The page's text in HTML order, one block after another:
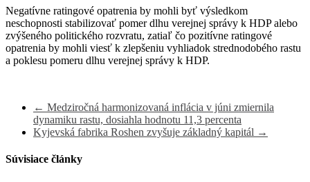
Negatívne ratingové opatrenia by mohli byť výsledkom
neschopnosti stabilizovať pomer dlhu verejnej správy k HDP alebo
zvýšeného politického rozvratu, zatiaľ čo pozitívne ratingové
opatrenia by mohli viesť k zlepšeniu vyhliadok strednodobého rastu
a poklesu pomeru dlhu verejnej správy k HDP.
← Medziročná harmonizovaná inflácia v júni zmiernila
dynamiku rastu, dosiahla hodnotu 11,3 percenta
Kyjevská fabrika Roshen zvyšuje základný kapitál →
Súvisiace články